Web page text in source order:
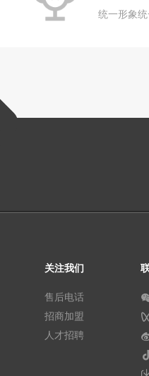
统一形象
关注我们
售后电话
招商加盟
人才招聘